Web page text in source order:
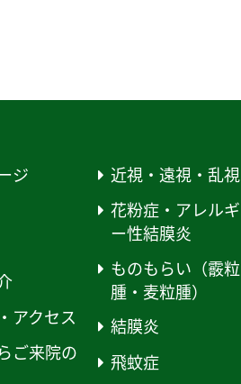
ジ
アクセス
ご来院の
近視・遠視・乱視
花粉症・アレルギ
ー性結膜炎
ものもらい（霰粒
腫・麦粒腫）
結膜炎
飛蚊症